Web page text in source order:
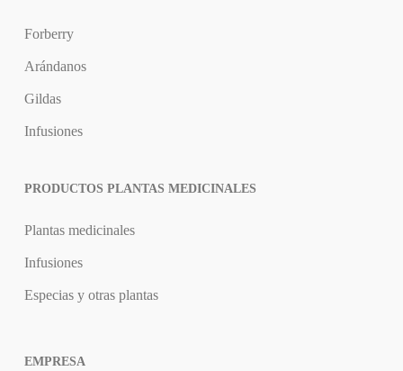
Forberry
Arándanos
Gildas
Infusiones
PRODUCTOS PLANTAS MEDICINALES
Plantas medicinales
Infusiones
Especias y otras plantas
EMPRESA